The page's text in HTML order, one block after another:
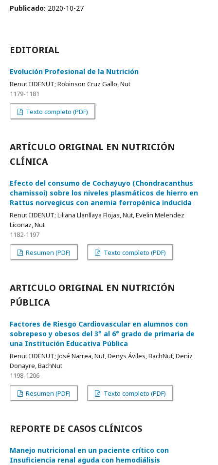
Publicado: 2020-10-27
EDITORIAL
Evolución Profesional de la Nutrición
Renut IIDENUT; Robinson Cruz Gallo, Nut
1179-1181
Texto completo (PDF)
ARTÍCULO ORIGINAL EN NUTRICIÓN
CLÍNICA
Efecto del consumo de Cochayuyo (Chondracanthus
chamissoi) sobre los niveles plasmáticos de hierro en
Rattus norvegicus con anemia ferropénica inducida
Renut IIDENUT; Liliana Llanllaya Flojas, Nut, Evelin Melendez
Liconaz, Nut
1182-1197
Resumen (PDF) Texto completo (PDF)
ARTICULO ORIGINAL EN NUTRICIÓN
PÚBLICA
Factores de Riesgo Cardiovascular en alumnos con
sobrepeso y obesos del 3° al 6° grado de primaria de
una Institución Educativa Pública
Renut IIDENUT; José Narrea, Nut, Denys Áviles, BachNut, Deniz
Donayre, BachNut
1198-1206
Resumen (PDF) Texto completo (PDF)
REPORTE DE CASOS CLÍNICOS
Manejo nutricional en un paciente crítico con
Insuficiencia renal aguda con hemodiálisis